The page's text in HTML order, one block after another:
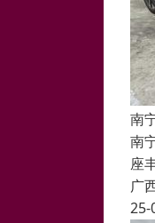
南
南
座
广
25-